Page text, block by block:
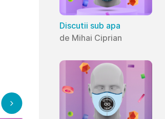
Discutii sub apa
de Mihai Ciprian